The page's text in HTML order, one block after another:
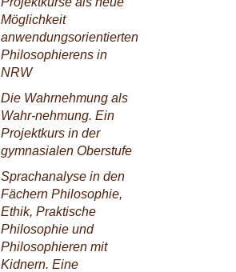
Möglichkeit
anwendungsorientierten
Philosophierens in
NRW
Die Wahrnehmung als
Wahr-nehmung. Ein
Projektkurs in der
gymnasialen Oberstufe
Sprachanalyse in den
Fächern Philosophie,
Ethik, Praktische
Philosophie und
Philosophieren mit
Kidnern. Eine